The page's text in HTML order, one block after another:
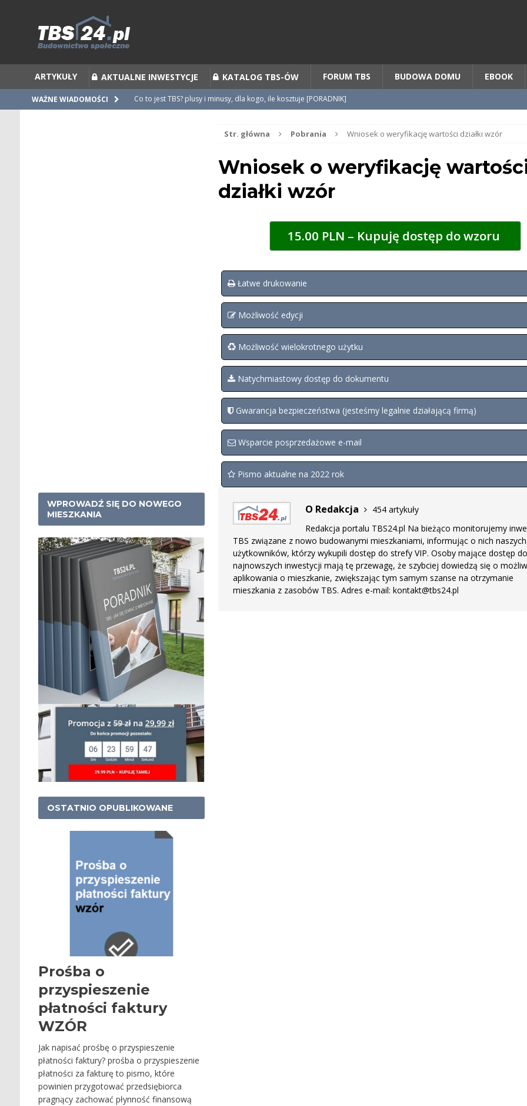
ARTYKUŁY AKTUALNE INWESTYCJE KATALOG TBS-ÓW FORUM TBS BUDOWA DOMU EBOOK
WAŻNE WIADOMOŚCI
Co to jest TBS? plusy i minusy, dla kogo, ile kosztuje [PORADNIK]
Zalecenia do umów i statutów TBS
Nieprawidłowości w umowach
Str. główna Pobrania Wniosek o weryfikację wartości działki wzór
Wniosek o weryfikację
działki wzór
15.00 PLN – Kupuję dostęp do wzoru
Łatwe drukowanie
Możliwość edycji
Możliwość wielokrotnego użytku
Natychmiastowy dostęp do dokumentu
Gwarancja bezpieczeństwa (jesteśmy legalnie działającą firmą)
Wsparcie posprzedażowe e-mail
Pismo aktualne na 2022 rok
O Redakcja
454 artykuły
Redakcja portalu TBS24.pl Na bieżąco monitorujemy
TBS związane z nowo budowanymi mieszkaniami, informując o nich naszych
użytkowników, którzy wykupili dostęp do strefy VIP. Osoby mające dostęp do
najnowszych inwestycji mają tę przewagę, że szybciej dowiedzą się o
aplikowania o mieszkanie, zwiększając tym samym szanse na otrzymanie
mieszkania z zasobów TBS. Adres e-mail: kontakt@tbs24.pl
WPROWADŹ SIĘ DO NOWEGO
MIESZKANIA
OSTATNIO OPUBLIKOWANE
Prośba o
przyspieszenie
płatności faktury
WZÓR
Jak napisać prośbę o przyspieszenie
płatności faktury? prośba o przyspieszenie
płatności za fakturę to pismo, które
powinien przygotować przedsiębiorca
pragnący zachować płynność finansową